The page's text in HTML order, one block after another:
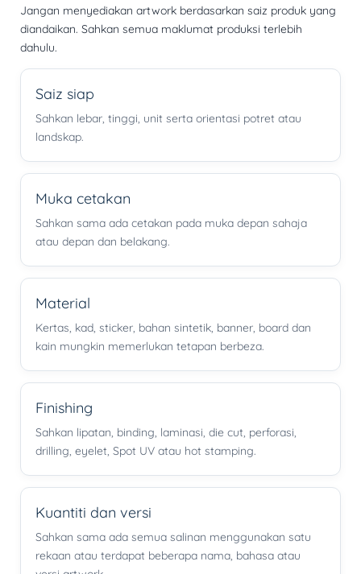
Jangan menyediakan artwork berdasarkan saiz produk yang
diandaikan. Sahkan semua maklumat produksi terlebih
dahulu.
Saiz siap
Sahkan lebar, tinggi, unit serta orientasi potret atau
landskap.
Muka cetakan
Sahkan sama ada cetakan pada muka depan sahaja
atau depan dan belakang.
Material
Kertas, kad, sticker, bahan sintetik, banner, board dan
kain mungkin memerlukan tetapan berbeza.
Finishing
Sahkan lipatan, binding, laminasi, die cut, perforasi,
drilling, eyelet, Spot UV atau hot stamping.
Kuantiti dan versi
Sahkan sama ada semua salinan menggunakan satu
rekaan atau terdapat beberapa nama, bahasa atau